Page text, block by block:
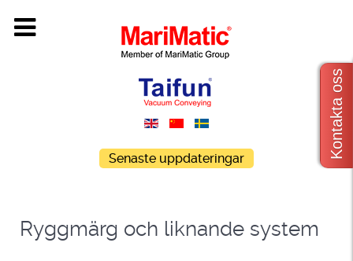
Senaste uppdateringar
Ryggmärg och liknande system
Kontakta oss